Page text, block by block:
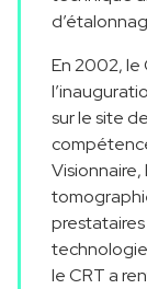
En 2002, le
sur le site
V
le CRTa